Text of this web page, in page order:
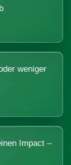
weniger
Impact –